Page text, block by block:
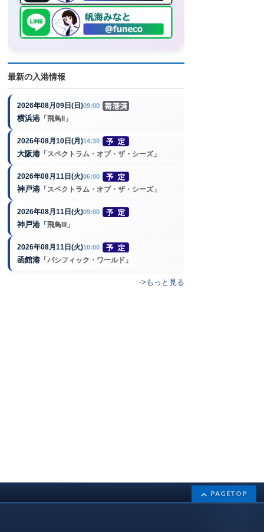
最新の入港情報
2026年08月09日(日)09:00
横浜港 「飛鳥II」
2026年08月10日(月)14:30
大阪港 「スペクトラム・オブ・ザ・シーズ」
2026年08月11日(火)06:00
神戸港 「スペクトラム・オブ・ザ・シーズ」
2026年08月11日(火)09:00
神戸港 「飛鳥III」
2026年08月11日(火)10:00
函館港 「パシフィック・ワールド」
->もっと見る
PAGETOP